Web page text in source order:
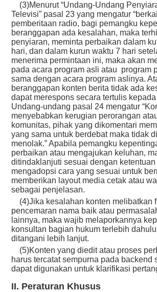
(3)Menurut “Undang-Undang
Televisi” pasal 23 yang mengatur
pemberitaan radio, bagi pemangku
beranggapan ada kesalahan, maka
penyiaran, meminta perbaikan dalam
hari, dan dalam kurun waktu 7 hari
menerima permintaan ini, maka akan
pada acara program asli atau program
sama dengan acara program aslinya.
beranggapan konten berita tidak ada
dapat merespons secara tertulis kepada
Undang-undang pasal 24 mengatur
menyebabkan kerugian perorangan
komunitas, pihak yang dikomentari
yang sama untuk berdebat maka tidak
menolak.” Apabila pemangku
perbaikan atau mengajukan keluhan,
ditindaklanjuti sesuai dengan ketentuan
mengadopsi cara yang sesuai untuk
memberikan layout media cetak atau
sebagai penjelasan.
(4)Jika kesalahan konten melibatkan
pencemaran nama baik atau
lainnya, maka wajib melaporkannya
konsultan bagian hukum terlebih
ditangani lebih lanjut.
(5)Konten yang diedit atau proses
harus tercatat sempurna pada backend
dapat digunakan untuk klarifikasi
II. Peraturan Khusus